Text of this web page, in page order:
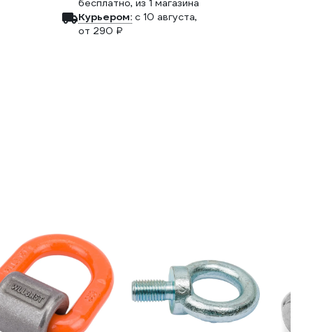
бесплатно, из 1 магазина
Курьером: c 10 августа,
от 290 ₽